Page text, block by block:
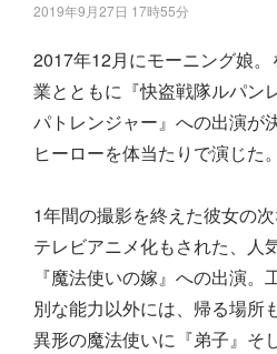
2019年9月27日 17時55分
2017年12月にモーニング娘
業とともに『快盗戦隊ルパン
パトレンジャー』への出演が
ヒーローを体当たりで演じた。
1年間の撮影を終えた彼女の
テレビアニメ化もされた、人
『魔法使いの嫁』への出演
別な能力以外には、帰る場所
異形の魔法使いに『弟子』そ